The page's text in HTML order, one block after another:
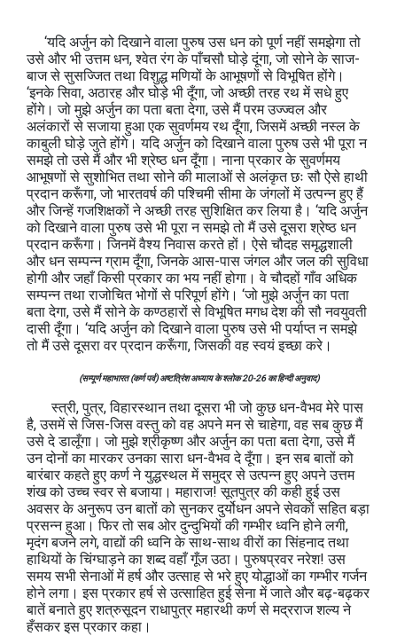
‘यदि अर्जुन को दिखाने वाला पुरुष उस धन को पूर्ण नहीं समझेगा तो
उसे और भी उत्तम धन, श्वेत रंग के पाँचसौ घोड़े दूंगा, जो सोने के साज-
बाज से सुसज्जित तथा विशुद्ध मणियों के आभूषणों से विभूषित होंगे।
‘इनके सिवा, अठारह और घोड़े भी दूँगा, जो अच्छी तरह रथ में सधे हुए
होंगे। जो मुझे अर्जुन का पता बता देगा, उसे मैं परम उज्ज्वल और
अलंकारों से सजाया हुआ एक सुवर्णमय रथ दूँगा, जिसमें अच्छी नस्ल के
काबुली घोड़े जुते होंगे। यदि अर्जुन को दिखाने वाला पुरुष उसे भी पूरा न
समझे तो उसे मैं और भी श्रेष्ठ धन दूँगा। नाना प्रकार के सुवर्णमय
आभूषणों से सुशोभित तथा सोने की मालाओं से अलंकृत छः सौ ऐसे हाथी
प्रदान करूँगा, जो भारतवर्ष की पश्चिमी सीमा के जंगलों में उत्पन्न हुए हैं
और जिन्हें गजशिक्षकों ने अच्छी तरह सुशिक्षित कर लिया है। ‘यदि अर्जुन
को दिखाने वाला पुरुष उसे भी पूरा न समझे तो मैं उसे दूसरा श्रेष्ठ धन
प्रदान करूँगा। जिनमें वैश्य निवास करते हों। ऐसे चौदह समृद्धशाली
और धन सम्पन्न ग्राम दूँगा, जिनके आस-पास जंगल और जल की सुविधा
होगी और जहाँ किसी प्रकार का भय नहीं होगा। वे चौदहों गाँव अधिक
सम्पन्न तथा राजोचित भोगों से परिपूर्ण होंगे। ‘जो मुझे अर्जुन का पता
बता देगा, उसे मैं सोने के कण्ठहारों से विभूषित मगध देश की सौ नवयुवती
दासी दूँगा। ‘यदि अर्जुन को दिखाने वाला पुरुष उसे भी पर्याप्त न समझे
तो मैं उसे दूसरा वर प्रदान करूँगा, जिसकी वह स्वयं इच्छा करे।
(सम्पूर्ण महाभारत (कर्ण पर्व) अष्टत्रिंश अध्याय के श्लोक 20-26 का हिन्दी अनुवाद)
स्त्री, पुत्र, विहारस्थान तथा दूसरा भी जो कुछ धन-वैभव मेरे पास
है, उसमें से जिस-जिस वस्तु को वह अपने मन से चाहेगा, वह सब कुछ मैं
उसे दे डालूँगा। जो मुझे श्रीकृष्ण और अर्जुन का पता बता देगा, उसे मैं
उन दोनों का मारकर उनका सारा धन-वैभव दे दूँगा। इन सब बातों को
बारंबार कहते हुए कर्ण ने युद्धस्थल में समुद्र से उत्पन्न हुए अपने उत्तम
शंख को उच्च स्वर से बजाया। महाराज! सूतपुत्र की कही हुई उस
अवसर के अनुरूप उन बातों को सुनकर दुर्योधन अपने सेवकों सहित बड़ा
प्रसन्न हुआ। फिर तो सब ओर दुन्दुभियों की गम्भीर ध्वनि होने लगी,
मृदंग बजने लगे, वाद्यों की ध्वनि के साथ-साथ वीरों का सिंहनाद तथा
हाथियों के चिंग्घाड़ने का शब्द वहाँ गूँज उठा। पुरुषप्रवर नरेश! उस
समय सभी सेनाओं में हर्ष और उत्साह से भरे हुए योद्धाओं का गम्भीर गर्जन
होने लगा। इस प्रकार हर्ष से उत्साहित हुई सेना में जाते और बढ़-बढ़कर
बातें बनाते हुए शत्रुसूदन राधापुत्र महारथी कर्ण से मद्रराज शल्य ने
हँसकर इस प्रकार कहा।